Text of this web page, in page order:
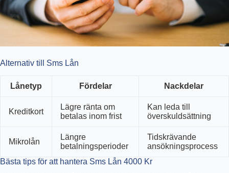
Alternativ till Sms Lån
Lånetyp Fördelar Nackdelar
Kreditkort
Lägre ränta om
betalas inom frist
Kan leda till
överskuldsättning
Mikrolån
Längre
betalningsperioder
Tidskrävande
ansökningsprocess
Bästa tips för att hantera Sms Lån 4000 Kr